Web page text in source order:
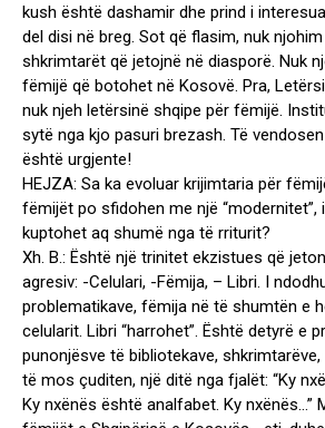
kush është dashamir dhe prind i
del disi në breg. Sot që flasim, nuk
shkrimtarët që jetojnë në diasporë. Nuk
fëmijë që botohet në Kosovë. Pra,
nuk njeh letërsinë shqipe për fëmijë.
sytë nga kjo pasuri brezash. Të
është urgjente!
HEJZA: Sa ka evoluar krijimtaria për
fëmijët po sfidohen me një “modernitet”,
kuptohet aq shumë nga të rriturit?
Xh. B.: Është një trinitet ekzistues që
agresiv: -Celulari, -Fëmija, – Libri. I
problematikave, fëmija në të shumtën e
celularit. Libri “harrohet”. Është detyrë e
punonjësve të bibliotekave,
të mos çuditen, një ditë nga fjalët: “Ky
Ky nxënës është analfabet. Ky nxënës…”